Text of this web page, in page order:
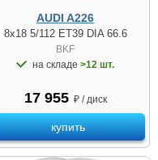
AUDI A226
8x18 5/112 ET39 DIA 66.6
BKF
на складе >12 шт.
17 955 ₽ / диск
купить